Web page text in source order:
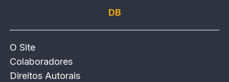
DB
O Site
Colaboradores
Direitos Autorais